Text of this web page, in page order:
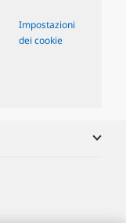
Impostazioni
dei cookie